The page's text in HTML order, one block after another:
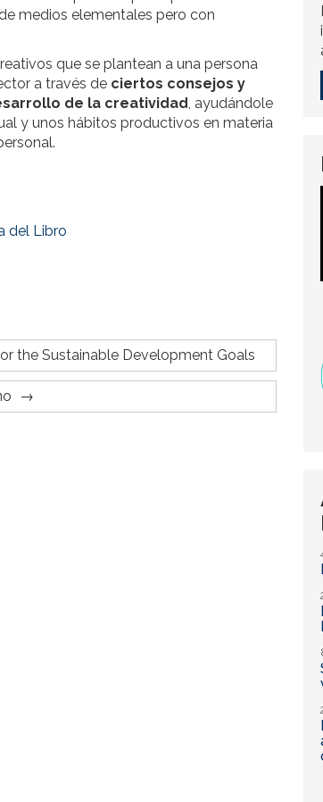
medios elementales pero con
que se plantean a una persona
a través de ciertos consejos y
de la creatividad, ayudándole
y unos hábitos productivos en materia
del Libro
the Sustainable Development Goals